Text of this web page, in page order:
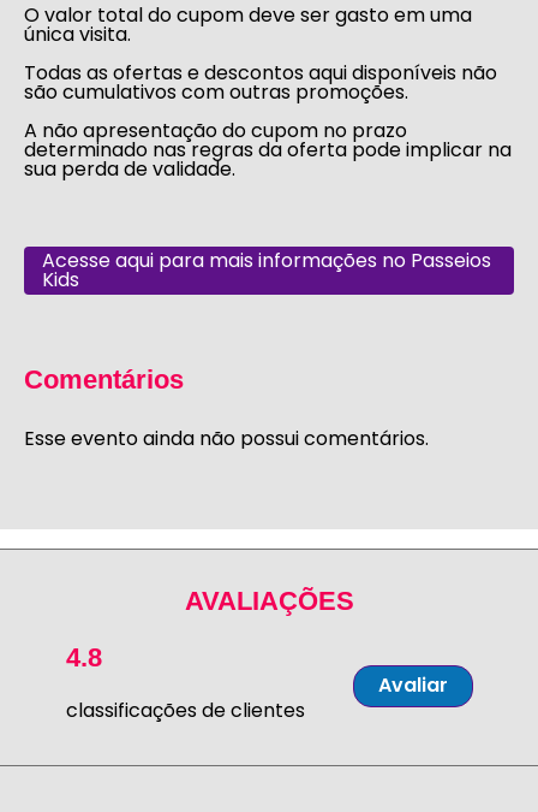
O valor total do cupom deve ser gasto em uma
única visita.
Todas as ofertas e descontos aqui disponíveis não
são cumulativos com outras promoções.
A não apresentação do cupom no prazo
determinado nas regras da oferta pode implicar na
sua perda de validade.
Acesse aqui para mais informações no Passeios
Kids
Comentários
Esse evento ainda não possui comentários.
AVALIAÇÕES
4.8
classificações de clientes
Avaliar